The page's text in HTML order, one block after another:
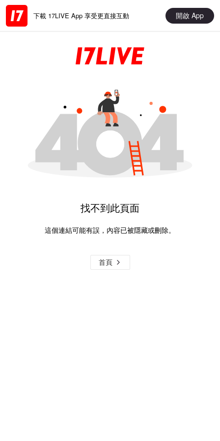
下載 17LIVE App 享受更直接互動 開啟 App
找不到此頁面
這個連結可能有誤，內容已被隱藏或刪除。
首頁